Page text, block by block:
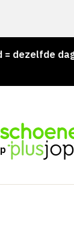
dag